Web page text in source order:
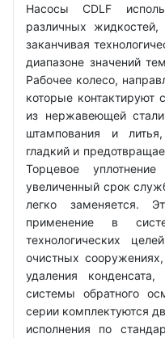
Насосы CDLF
различных
заканчивая
диапазоне значений
Рабочее колесо,
которые контактируют
из нержавеющей
штампования и
гладкий и
Торцевое
увеличенный срок
легко заменяется.
применение в
технологических
очистных
удаления конденсата,
системы обратного
серии комплектуются
исполнения по